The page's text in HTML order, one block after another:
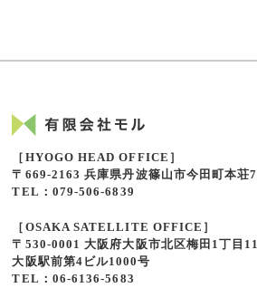
［HYOGO HEAD OFFICE］
〒669-2163 兵庫県丹波篠山市今田町本荘
TEL：079-506-6839
［OSAKA SATELLITE OFFICE］
〒530-0001 大阪府大阪市北区梅田1丁目
大阪駅前第4ビル1000号
TEL：06-6136-5683